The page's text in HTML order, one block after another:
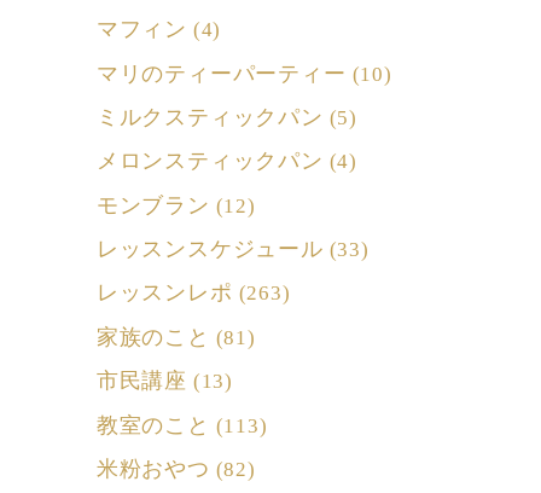
マフィン (4)
マリのティーパーティー (10)
ミルクスティックパン (5)
メロンスティックパン (4)
モンブラン (12)
レッスンスケジュール (33)
レッスンレポ (263)
家族のこと (81)
市民講座 (13)
教室のこと (113)
米粉おやつ (82)